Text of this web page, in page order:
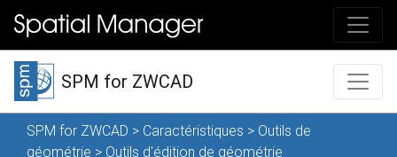
SPM for ZWCAD
SPM for ZWCAD > Caractéristiques > Outils de
géométrie > Outils d'édition de géométrie